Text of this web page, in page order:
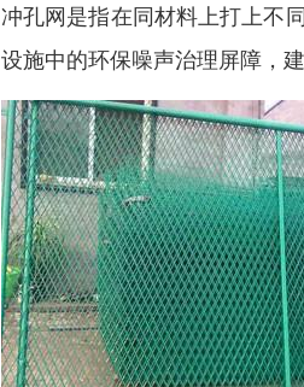
冲孔网是指在同材料上打上不
设施中的环保噪声治理屏障，